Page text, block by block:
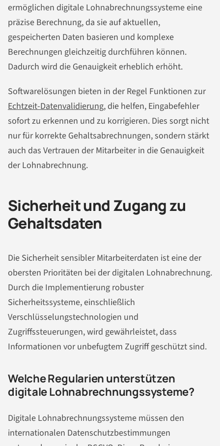
ermöglichen digitale Lohnabrechnungssysteme eine
präzise Berechnung, da sie auf aktuellen,
gespeicherten Daten basieren und komplexe
Berechnungen gleichzeitig durchführen können.
Dadurch wird die Genauigkeit erheblich erhöht.
Softwarelösungen bieten in der Regel Funktionen zur
Echtzeit-Datenvalidierung, die helfen, Eingabefehler
sofort zu erkennen und zu korrigieren. Dies sorgt nicht
nur für korrekte Gehaltsabrechnungen, sondern stärkt
auch das Vertrauen der Mitarbeiter in die Genauigkeit
der Lohnabrechnung.
Sicherheit und Zugang zu
Gehaltsdaten
Die Sicherheit sensibler Mitarbeiterdaten ist eine der
obersten Prioritäten bei der digitalen Lohnabrechnung.
Durch die Implementierung robuster
Sicherheitssysteme, einschließlich
Verschlüsselungstechnologien und
Zugriffssteuerungen, wird gewährleistet, dass
Informationen vor unbefugtem Zugriff geschützt sind.
Welche Regularien unterstützen
digitale Lohnabrechnungssysteme?
Digitale Lohnabrechnungssysteme müssen den
internationalen Datenschutzbestimmungen